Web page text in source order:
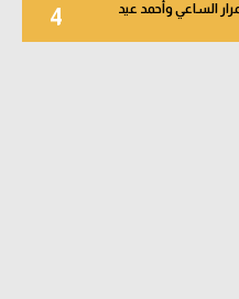
4 الساعي وأحمد عيد